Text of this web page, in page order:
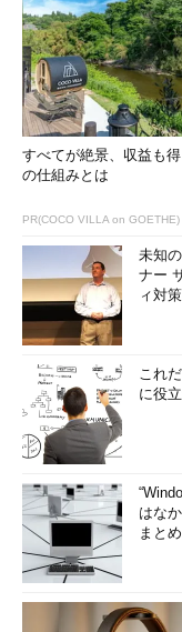
すべてが絶景、収益も
の仕組みとは
PR(COCO VILLA on GOETHE)
未知
ナー
ィ対策
これ
に役
はな
まと